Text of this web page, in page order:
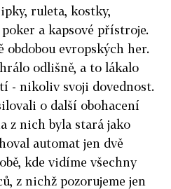
ruleta, kostky,
a kapsové přístroje.
obdobou evropských her.
odlišně, a to lákalo
- nikoliv svoji dovednost.
o další obohacení
z nich byla stará jako
automat jen dvě
kde vidíme všechny
z nichž pozorujeme jen